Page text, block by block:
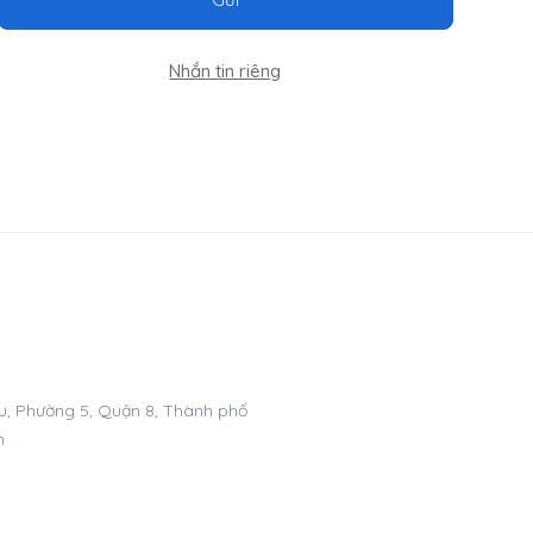
Nhắn tin riêng
Phường 5, Quận 8, Thành phố